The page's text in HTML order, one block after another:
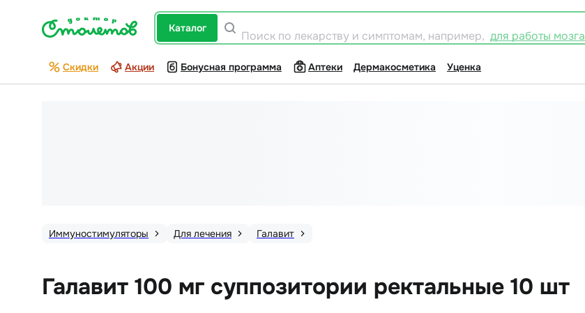
каталог
Поиск по лекарству и симптомам, например, для работы мозга
Скидки Акции Бонусная программа Аптеки Дермакосметика Уценка
Иммуностимуляторы Для лечения Галавит
Галавит 100 мг суппозитории ректальные 10 шт